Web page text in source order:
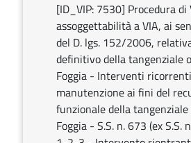
[ID_VIP: 7530] Procedura di
assoggettabilità a VIA, ai
del D. lgs. 152/2006,
definitivo della tangenziale
Foggia - Interventi
manutenzione ai fini del
funzionale della
Foggia - S.S. n. 673 (ex S.S.